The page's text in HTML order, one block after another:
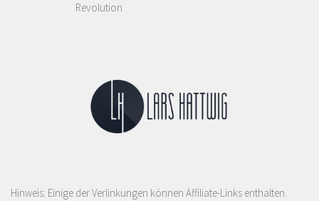
Revolution
Hinweis: Einige der Verlinkungen können Affiliate-Links enthalten.